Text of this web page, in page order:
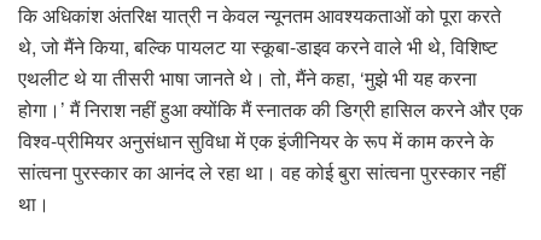
कि अधिकांश अंतरिक्ष यात्री न केवल न्यूनतम आवश्यकताओं को पूरा करते
थे, जो मैंने किया, बल्कि पायलट या स्कूबा-डाइव करने वाले भी थे, विशिष्ट
एथलीट थे या तीसरी भाषा जानते थे। तो, मैंने कहा, ‘मुझे भी यह करना
होगा।’ मैं निराश नहीं हुआ क्योंकि मैं स्नातक की डिग्री हासिल करने और एक
विश्व-प्रीमियर अनुसंधान सुविधा में एक इंजीनियर के रूप में काम करने के
सांत्वना पुरस्कार का आनंद ले रहा था। वह कोई बुरा सांत्वना पुरस्कार नहीं
था।